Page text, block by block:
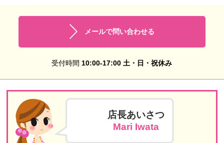
メールで問い合わせる
受付時間 10:00-17:00 土・日・祝休み
店長あいさつ
Mari Iwata